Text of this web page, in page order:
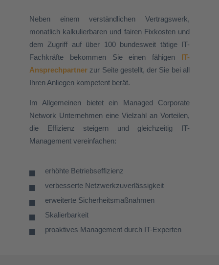
Neben einem verständlichen Vertragswerk,
monatlich kalkulierbaren und fairen Fixkosten und
dem Zugriff auf über 100 bundesweit tätige IT-
Fachkräfte bekommen Sie einen fähigen IT-
Ansprechpartner zur Seite gestellt, der Sie bei all
Ihren Anliegen kompetent berät.
Im Allgemeinen bietet ein Managed Corporate
Network Unternehmen eine Vielzahl an Vorteilen,
die Effizienz steigern und gleichzeitig IT-
Management vereinfachen:
erhöhte Betriebseffizienz
verbesserte Netzwerkzuverlässigkeit
erweiterte Sicherheitsmaßnahmen
Skalierbarkeit
proaktives Management durch IT-Experten